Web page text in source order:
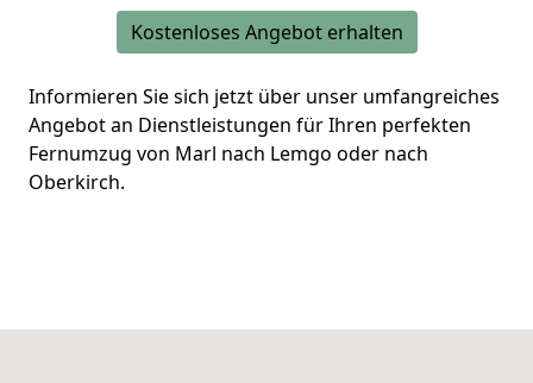
Kostenloses Angebot erhalten
Informieren Sie sich jetzt über unser umfangreiches
Angebot an Dienstleistungen für Ihren perfekten
Fernumzug von Marl nach Lemgo oder nach
Oberkirch.